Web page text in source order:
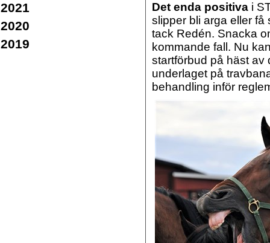
2021
2020
2019
Det enda positiva i
slipper bli arga eller
tack Redén. Snacka
kommande fall. Nu
startförbud på häst av
underlaget på
behandling inför